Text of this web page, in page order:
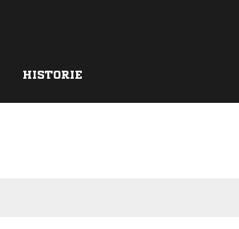
HISTORIE